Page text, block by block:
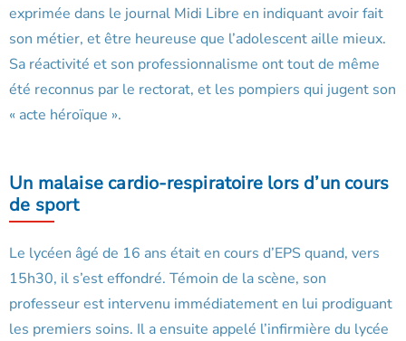
exprimée dans le journal Midi Libre en indiquant avoir fait
son métier, et être heureuse que l’adolescent aille mieux.
Sa réactivité et son professionnalisme ont tout de même
été reconnus par le rectorat, et les pompiers qui jugent son
« acte héroïque ».
Un malaise cardio-respiratoire lors d’un cours
de sport
Le lycéen âgé de 16 ans était en cours d’EPS quand, vers
15h30, il s’est effondré. Témoin de la scène, son
professeur est intervenu immédiatement en lui prodiguant
les premiers soins. Il a ensuite appelé l’infirmière du lycée